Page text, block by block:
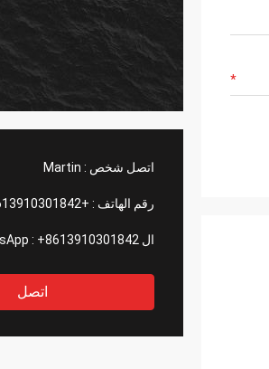
اتصل شخص : Martin
رقم الهاتف : +8613910301842
ال WhatsApp : +8613910301842
اتصل